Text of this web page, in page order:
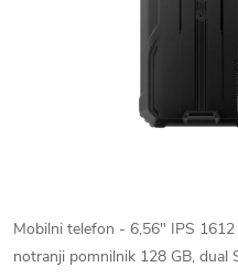
Mobilni telefon - 6,56" IPS
notranji pomnilnik 128 GB, dual